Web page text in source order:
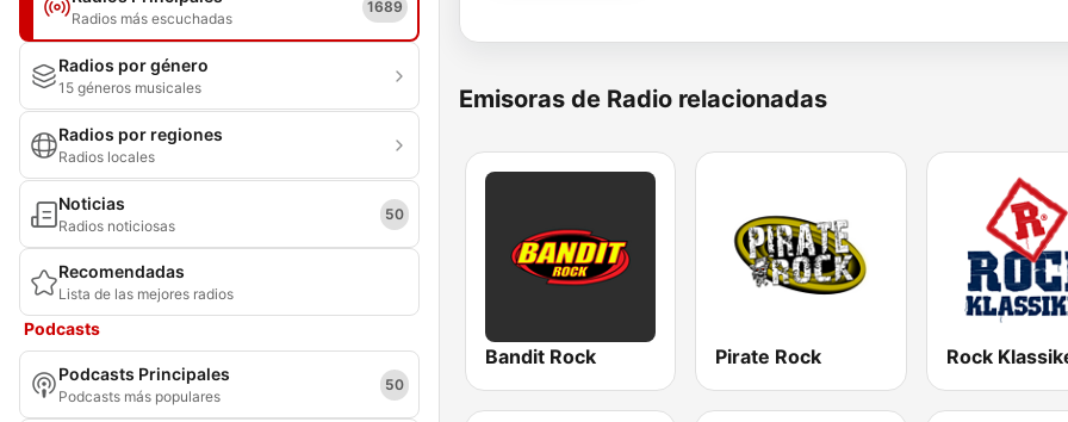
Radios más escuchadas
1689
Radios por género
15 géneros musicales
Radios por regiones
Radios locales
Noticias
Radios noticiosas
50
Recomendadas
Lista de las mejores radios
Podcasts
Podcasts Principales
Podcasts más populares
50
Emisoras de Radio relacionadas
Bandit Rock Pirate Rock Rock